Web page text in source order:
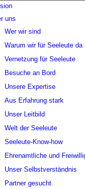
uns
Wer wir sind
Warum wir für Seeleute da
Vernetzung für Seeleute
Besuche an Bord
Unsere Expertise
Aus Erfahrung stark
Unser Leitbild
Welt der Seeleute
Seeleute-Know-how
Ehrenamtliche und
Unser Selbstverständnis
Partner gesucht